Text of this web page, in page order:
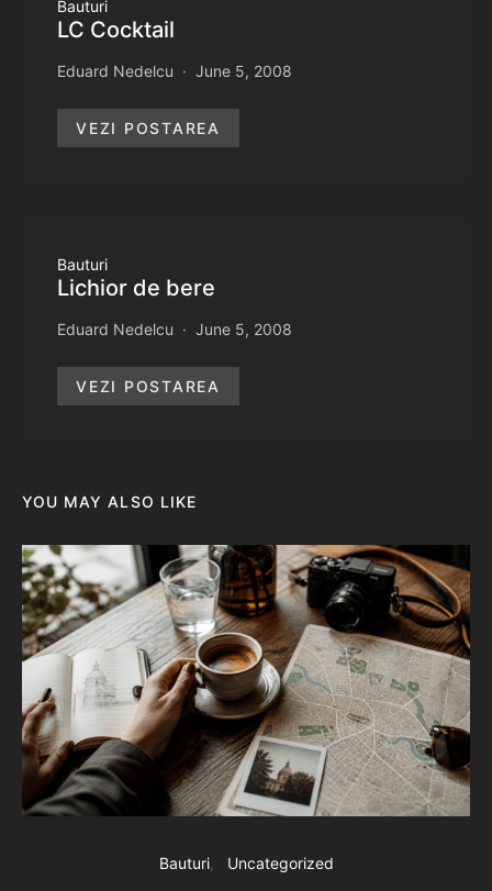
Bauturi
LC Cocktail
Eduard Nedelcu June 5, 2008
VEZI POSTAREA
Bauturi
Lichior de bere
Eduard Nedelcu June 5, 2008
VEZI POSTAREA
YOU MAY ALSO LIKE
Bauturi Uncategorized